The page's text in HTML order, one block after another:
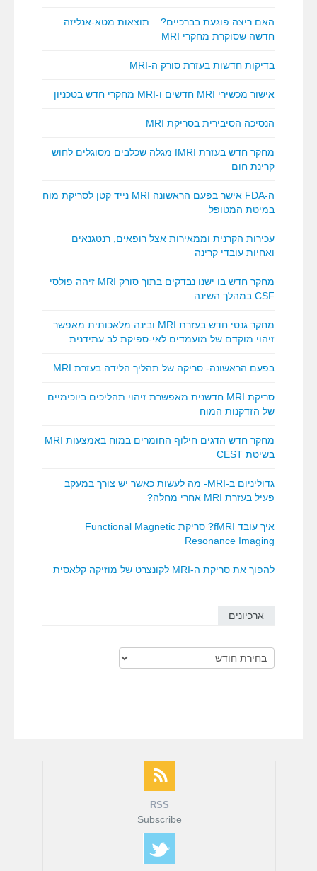
האם ריצה פוגעת בברכיים? – תוצאות מטא-אנליזה
חדשה שסוקרת מחקרי MRI
בדיקות חדשות בעזרת סורק ה-MRI
אישור מכשירי MRI חדשים ו-MRI מחקרי חדש בטכניון
הנסיכה הסיבירית בסריקת MRI
מחקר חדש בעזרת fMRI מגלה שכלבים מסוגלים לחוש
קרינת חום
ה-FDA אישר בפעם הראשונה MRI נייד קטן לסריקת מוח
במיטת המטופל
עכירות הקרנית וממאירות אצל רופאים, רנטגנאים
ואחיות עובדי קרינה
מחקר חדש בו ישנו נבדקים בתוך סורק MRI זיהה פולסי
CSF במהלך השינה
מחקר גנטי חדש בעזרת MRI ובינה מלאכותית מאפשר
זיהוי מוקדם של מועמדים לאי-ספיקת לב עתידנית
בפעם הראשונה- סריקה של תהליך הלידה בעזרת MRI
סריקת MRI חדשנית מאפשרת זיהוי תהליכים ביוכימיים
של הזדקנות המוח
מחקר חדש הדגים חילוף החומרים במוח באמצעות MRI
בשיטת CEST
גדוליניום ב-MRI- מה לעשות כאשר יש צורך במעקב
פעיל בעזרת MRI אחרי מחלה?
איך עובד fMRI? סריקת Functional Magnetic
Resonance Imaging
להפוך את סריקת ה-MRI לקונצרט של מוזיקה קלאסית
ארכיונים
ארכיונים
RSS
Subscribe